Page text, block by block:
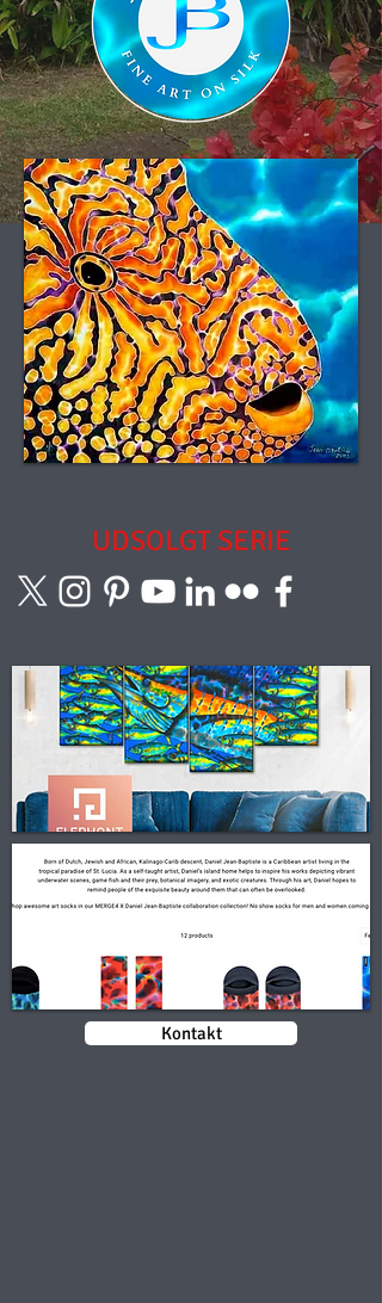
UDSOLGT SERIE
Kontakt